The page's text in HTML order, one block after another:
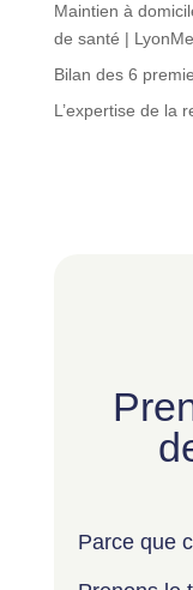
Maintien à
de santé |
Bilan des 6
L’expertise de la
Parce que